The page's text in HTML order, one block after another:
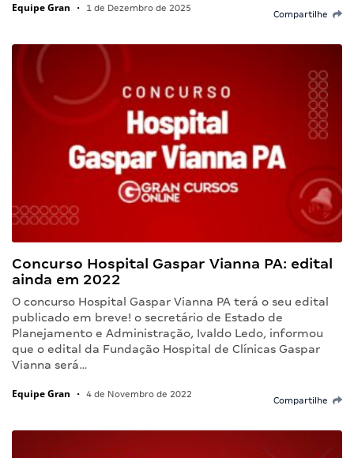
Equipe Gran • 1 de Dezembro de 2025
Compartilhe
Concurso Hospital Gaspar Vianna PA: edital
ainda em 2022
O concurso Hospital Gaspar Vianna PA terá o seu edital
publicado em breve! o secretário de Estado de
Planejamento e Administração, Ivaldo Ledo, informou
que o edital da Fundação Hospital de Clínicas Gaspar
Vianna será…
Equipe Gran • 4 de Novembro de 2022
Compartilhe